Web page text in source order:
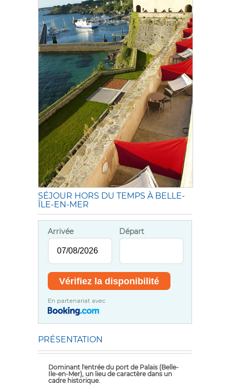
SÉJOUR HORS DU TEMPS À BELLE-
ÎLE-EN-MER
Arrivée Départ
En partenariat avec
PRÉSENTATION
Dominant l'entrée du port de Palais (Belle-
Ile-en-Mer), un lieu de caractère dans un
cadre historique.